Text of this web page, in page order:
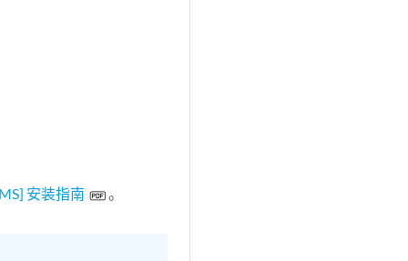
安装指南 。